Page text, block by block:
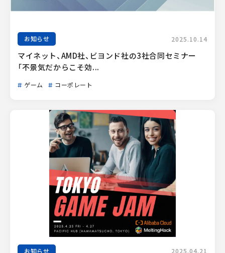
お知らせ 2025.10.14
マイネット、AMD社、ビヨンド社の3社合同セミナー
「不景気だからこそ効...
ゲーム コーポレート
お知らせ 2025.04.21